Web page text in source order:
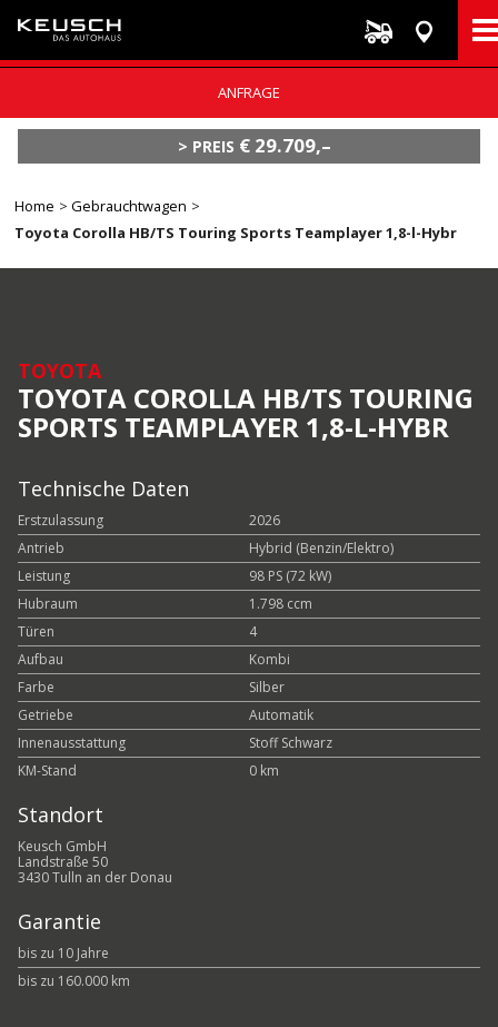
Inhalt
ANFRAGE
PREIS € 29.709,–
Breadcrumb
Home
Gebrauchtwagen
Toyota Corolla HB/TS Touring Sports Teamplayer 1,8-l-Hybr
TOYOTA
TOYOTA COROLLA HB/TS TOURING
SPORTS TEAMPLAYER 1,8-L-HYBR
Technische Daten
Erstzulassung
2026
Antrieb
Hybrid (Benzin/Elektro)
Leistung
98 PS (72 kW)
Hubraum
1.798 ccm
Türen
4
Aufbau
Kombi
Farbe
Silber
Getriebe
Automatik
Innenausstattung
Stoff Schwarz
KM-Stand
0 km
Standort
Keusch GmbH
Landstraße 50
3430 Tulln an der Donau
Garantie
bis zu 10 Jahre
bis zu 160.000 km